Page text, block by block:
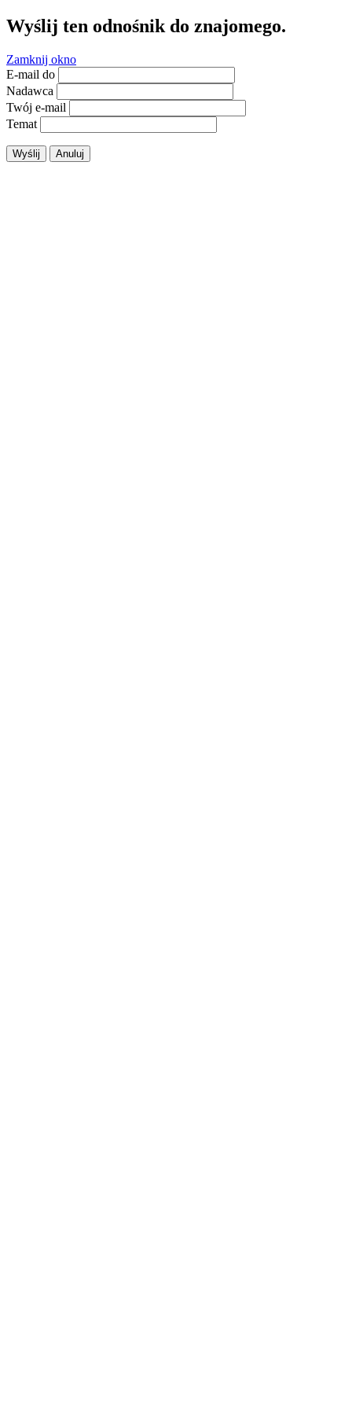
Wyślij ten odnośnik do znajomego.
Zamknij okno
E-mail do
Nadawca
Twój e-mail
Temat
Wyślij Anuluj